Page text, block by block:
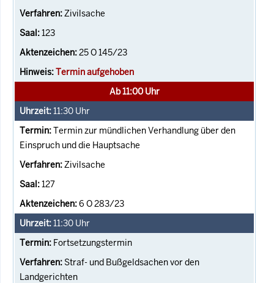
Zivilsache
123
25 O 145/23
Termin aufgehoben
Ab 11:00 Uhr
11:30 Uhr
Termin zur mündlichen Verhandlung über den
Einspruch und die Hauptsache
Zivilsache
127
6 O 283/23
11:30 Uhr
Fortsetzungstermin
Straf- und Bußgeldsachen vor den
Landgerichten